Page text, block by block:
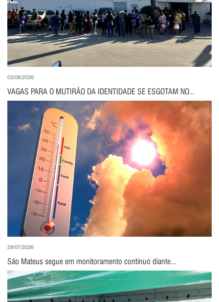
03/08/2026
VAGAS PARA O MUTIRÃO DA IDENTIDADE SE ESGOTAM NO...
29/07/2026
São Mateus segue em monitoramento contínuo diante...